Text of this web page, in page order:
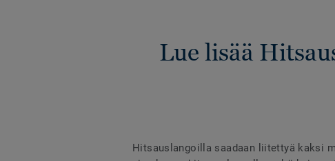
Lue lisää
Hitsauslangoilla saadaan liitettyä kaksi